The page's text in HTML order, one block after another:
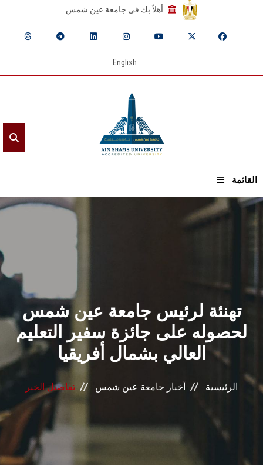
أهلاً بك في جامعة عين شمس
English
القائمة
الرئيسيـة
القطاعـات
الشئون الأكاديمية
البحث العلمي
المراكز والوحدات
الأنظمة الذكية
تهنئة لرئيس جامعة عين شمس
لحصوله على جائزة سفير التعليم
العالي بشمال أفريقيا
الرئيسية أخبار جامعة عين شمس تفاصيل الخبر